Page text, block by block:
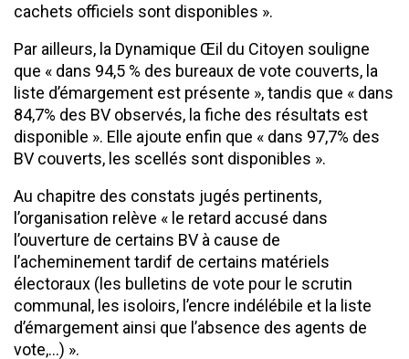
cachets officiels sont disponibles ».
Par ailleurs, la Dynamique Œil du Citoyen souligne
que « dans 94,5 % des bureaux de vote couverts, la
liste d’émargement est présente », tandis que « dans
84,7% des BV observés, la fiche des résultats est
disponible ». Elle ajoute enfin que « dans 97,7% des
BV couverts, les scellés sont disponibles ».
Au chapitre des constats jugés pertinents,
l’organisation relève « le retard accusé dans
l’ouverture de certains BV à cause de
l’acheminement tardif de certains matériels
électoraux (les bulletins de vote pour le scrutin
communal, les isoloirs, l’encre indélébile et la liste
d’émargement ainsi que l’absence des agents de
vote,…) ».